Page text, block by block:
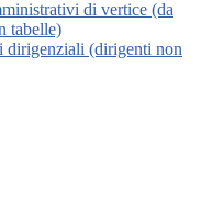
di vertice (da
tabelle)
dirigenziali (dirigenti non